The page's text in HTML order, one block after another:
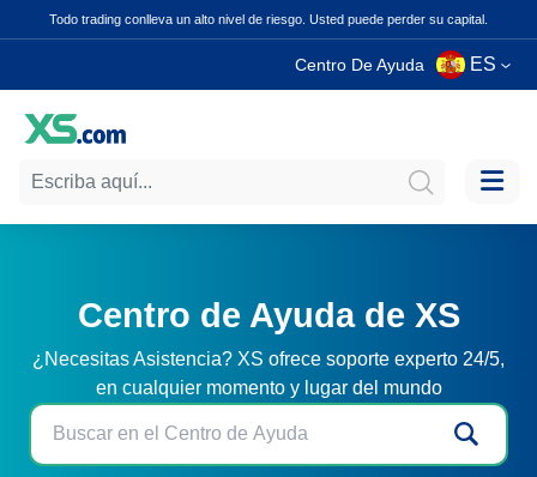
Todo trading conlleva un alto nivel de riesgo. Usted puede perder su capital.
Centro De Ayuda ES
Centro de Ayuda de XS
¿Necesitas Asistencia? XS ofrece soporte experto 24/5,
en cualquier momento y lugar del mundo